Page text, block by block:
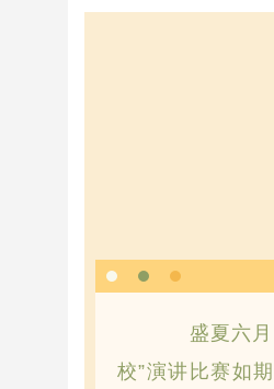
盛夏六月
校”演讲比赛如